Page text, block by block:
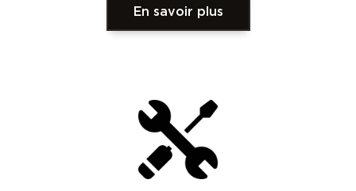
En savoir plus